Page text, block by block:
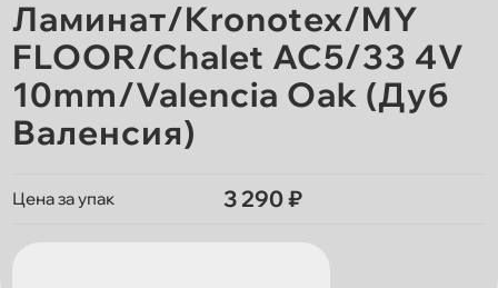
Ламинат/Kronotex/MY
FLOOR/Chalet AC5/33 4V
10mm/Valencia Oak (Дуб
Валенсия)
Цена за упак 3 290 ₽